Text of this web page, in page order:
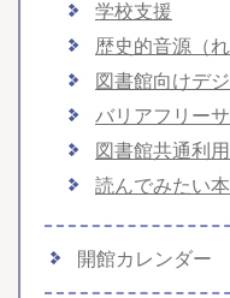
学校支援
歴史的音源（
図書館向けデ
バリアフリー
図書館共通利
読んでみたい本
開館カレンダー